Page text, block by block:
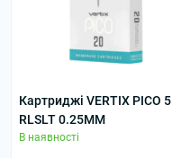
Картриджі VERTIX PICO 5
RLSLT 0.25MM
В наявності